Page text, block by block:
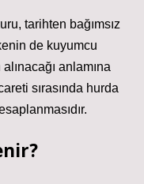
tarihten bağımsız
de kuyumcu
anlamına
sırasında hurda